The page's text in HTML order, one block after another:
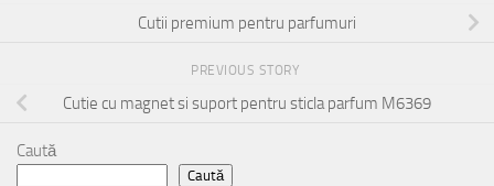
Cutii premium pentru parfumuri
PREVIOUS STORY
Cutie cu magnet si suport pentru sticla parfum M6369
Caută
Caută